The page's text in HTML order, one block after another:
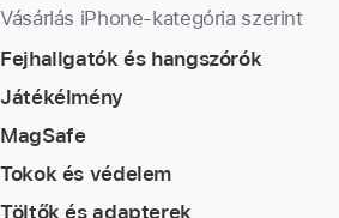
Vásárlás iPhone-kategória szerint
Fejhallgatók és hangszórók
Játékélmény
MagSafe
Tokok és védelem
Töltők és adapterek